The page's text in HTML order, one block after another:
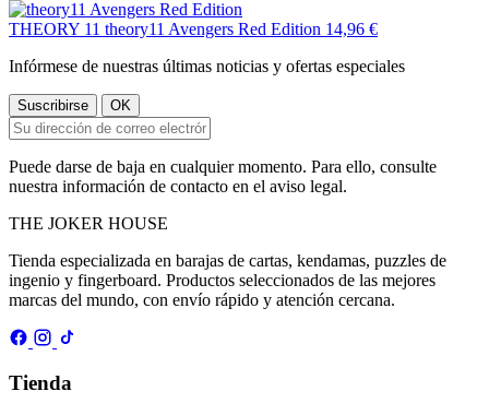
THEORY 11 theory11 Avengers Red Edition 14,96 €
Infórmese de nuestras últimas noticias y ofertas especiales
Puede darse de baja en cualquier momento. Para ello, consulte
nuestra información de contacto en el aviso legal.
THE JOKER HOUSE
Tienda especializada en barajas de cartas, kendamas, puzzles de
ingenio y fingerboard. Productos seleccionados de las mejores
marcas del mundo, con envío rápido y atención cercana.
Tienda